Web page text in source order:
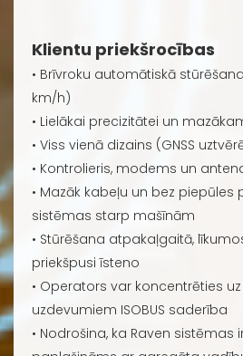
Klientu priekšrocības
• Brīvroku automātiskā
km/h)
• Lielākai precizitātei un
• Viss vienā dizains (GNSS
• Kontrolieris, modems un
• Mazāk kabeļu un bez piepūles
sistēmas starp mašīnām
• Stūrēšana atpakaļgaitā,
priekšpusi īsteno
• Operators var koncentrēties
uzdevumiem ISOBUS saderība
• Nodrošina, ka Raven sistēmas